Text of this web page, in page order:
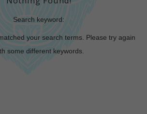
Search keyword:
your search terms. Please try again
some different keywords.